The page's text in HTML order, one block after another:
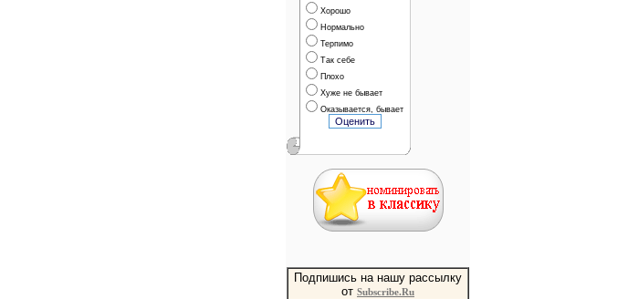
Хорошо
Нормально
Терпимо
Так себе
Плохо
Хуже не бывает
Оказывается, бывает
Подпишись на нашу рассылку
от Subscribe.Ru